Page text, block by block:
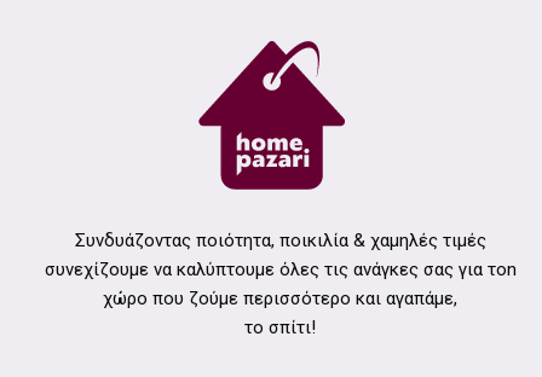
Συνδυάζοντας ποιότητα, ποικιλία & χαμηλές τιμές
συνεχίζουμε να καλύπτουμε όλες τις ανάγκες σας για τοn
χώρο που ζούμε περισσότερο και αγαπάμε,
το σπίτι!